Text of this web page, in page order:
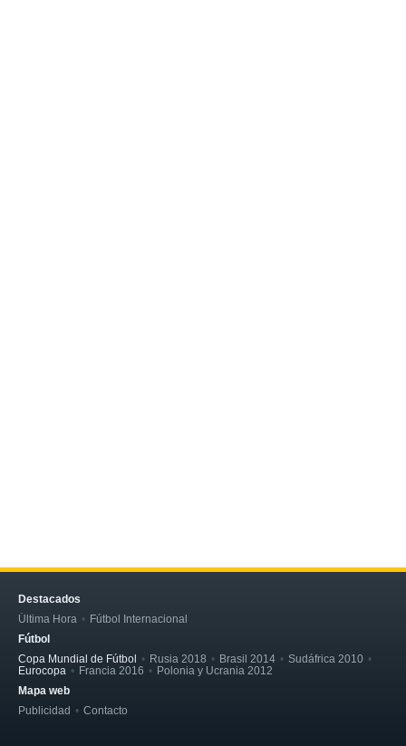
Destacados
Última Hora
Fútbol Internacional
Fútbol
Copa Mundial de Fútbol
Rusia 2018 Brasil 2014
Sudáfrica 2010
Eurocopa
Francia 2016
Polonia y Ucrania 2012
Mapa web
Publicidad
Contacto